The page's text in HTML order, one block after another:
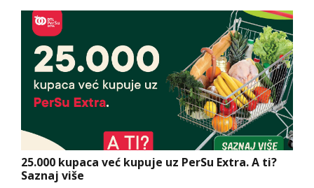
25.000 kupaca već kupuje uz PerSu Extra. A ti?
Saznaj više